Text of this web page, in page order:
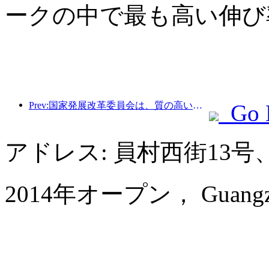
ークの中で最も高い伸
Prev:国家発展改革委員会は、質の高いアウトドアスポーツの目的地49か所の最初のバッチを発表しました。
Go
アドレス: 員村西街13号
2014年オープン，